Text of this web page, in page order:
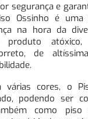
segurança e
Ossinho é uma
na hora da
atóxico,
de
várias cores, o
podendo ser
como piso